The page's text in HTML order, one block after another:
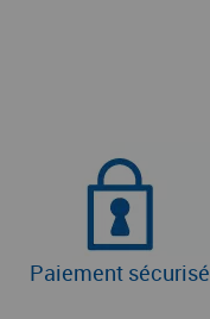
Paiement sécurisé